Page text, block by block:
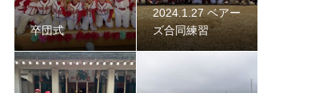
智辯学園野球部OB会 2023
卒団式
2024.1.27 ベアー
ズ合同練習